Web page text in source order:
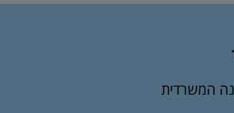
המשרדית